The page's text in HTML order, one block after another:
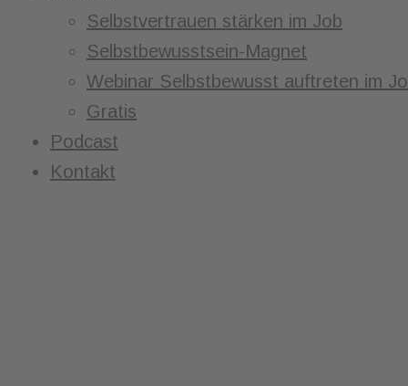
Selbstvertrauen stärken im Job
Selbstbewusstsein-Magnet
Webinar Selbstbewusst auftreten im
Gratis
Podcast
Kontakt